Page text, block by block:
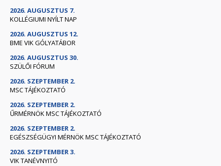
2026. AUGUSZTUS 7.
KOLLÉGIUMI NYÍLT NAP
2026. AUGUSZTUS 12.
BME VIK GÓLYATÁBOR
2026. AUGUSZTUS 30.
SZÜLŐI FÓRUM
2026. SZEPTEMBER 2.
MSC TÁJÉKOZTATÓ
2026. SZEPTEMBER 2.
ŰRMÉRNÖK MSC TÁJÉKOZTATÓ
2026. SZEPTEMBER 2.
EGÉSZSÉGÜGYI MÉRNÖK MSC TÁJÉKOZTATÓ
2026. SZEPTEMBER 3.
VIK TANÉVNYITÓ